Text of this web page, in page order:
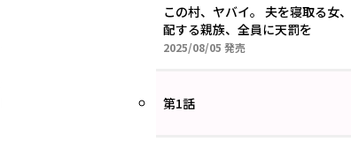
この村、ヤバイ。 夫を寝取る女
配する親族、全員に天罰を
2025/08/05 2025年08月05日
発売
第1話